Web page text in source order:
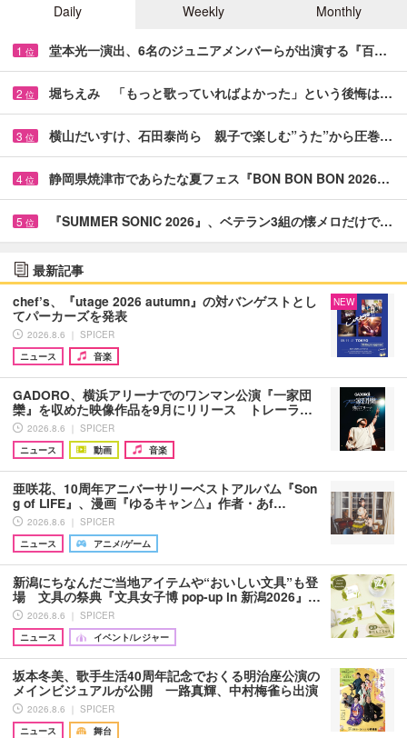
Daily
Weekly Monthly
1 位 堂本光一演出、6名のジュニアメンバーらが出演する『百…
2 位 堀ちえみ 「もっと歌っていればよかった」という後悔は…
3 位 横山だいすけ、石田泰尚ら 親子で楽しむ”うた”から圧巻…
4 位 静岡県焼津市であらたな夏フェス『BON BON BON 2026…
5 位 『SUMMER SONIC 2026』、ベテラン3組の懐メロだけで…
最新記事
chef’s、『utage 2026 autumn』の対バンゲストとし
てパーカーズを発表
2026.8.6 ｜ SPICER
ニュース
音楽
NEW
GADORO、横浜アリーナでのワンマン公演『一家団
欒』を収めた映像作品を9月にリリース トレーラ…
2026.8.6 ｜ SPICER
ニュース
動画 音楽
亜咲花、10周年アニバーサリーベストアルバム『Son
g of LIFE』、漫画『ゆるキャン△』作者・あf…
2026.8.6 ｜ SPICER
ニュース
アニメ/ゲーム
新潟にちなんだご当地アイテムや“おいしい文具”も登
場 文具の祭典『文具女子博 pop-up in 新潟2026』…
2026.8.6 ｜ SPICER
ニュース
イベント/レジャー
坂本冬美、歌手生活40周年記念でおくる明治座公演の
メインビジュアルが公開 一路真輝、中村梅雀ら出演
2026.8.6 ｜ SPICER
ニュース
舞台